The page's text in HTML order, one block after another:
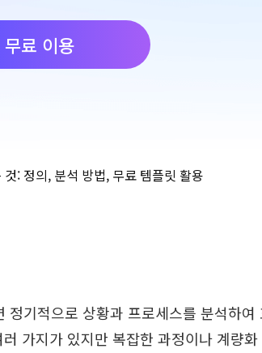
무료 이용
: 정의, 분석 방법, 무료 템플릿 활용
정기적으로 상황과 프로세스를 분석하
가지가 있지만 복잡한 과정이나 계량